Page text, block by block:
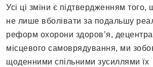
Усі ці зміни є підтвердженням
не лише вболівати за подальшу
реформ охорони здоров’я,
місцевого самоврядування, ми
щоденними спільними зусиллями їх